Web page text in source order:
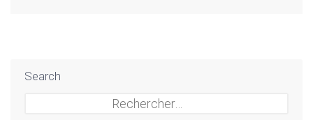
Search